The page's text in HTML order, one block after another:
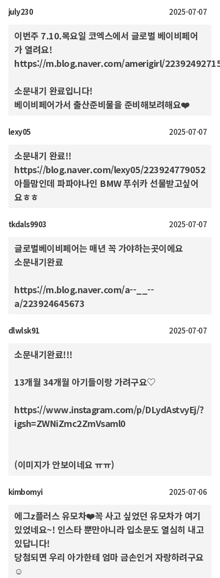
july230 2025-07-07
이번주 7.10.목요일 코엑스에서 글로벌 베이비페어
가 열려요!
https://m.blog.naver.com/amerigirl/
소문내기 완료입니다!
베이비페어가서 출산준비물을 준비해보려해요❤️
lexy05 2025-07-07
소문내기 완료!!
https://blog.naver.com/lexy05/223924779052
아들맘인데 파파야나인 BMW 푸쉬카 선물받고싶어
요ㅎㅎ
tkdals9903 2025-07-07
글로벌베이비페어는 매년 꼭 가야하는곳이에요
소문내기완료
https://m.blog.naver.com/a--__--
a/223924645673
dlwlsk91 2025-07-07
소문내기완료!!!
13개월 34개월 아기들이랑 가려구요♡
https://www.instagram.com/p/DLydAstvyEj/?
igsh=ZWNiZmc2ZmVsaml0
(이미지가 안보이네요 ㅠㅠ)
kimbomyi 2025-07-06
에그z플러스 유모차❤️꼭 사고 싶었던 유모차가 여기
있었네요~! 인스타 뿐만아니라 입소문도 열심히 내고
있답니다!
당첨되면 우리 아가한테 엄마 금손인거 자랑하려구요
☺️